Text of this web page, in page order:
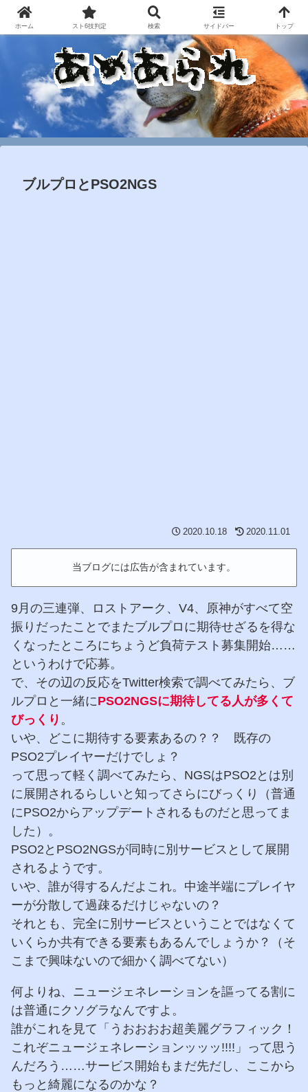
ブルプロとPSO2NGS
2020.10.18 2020.11.01
当ブログには広告が含まれています。
9月の三連弾、ロストアーク、V4、原神がすべて空
振りだったことでまたブルプロに期待せざるを得な
くなったところにちょうど負荷テスト募集開始……
というわけで応募。
で、その辺の反応をTwitter検索で調べてみたら、ブ
ルプロと一緒にPSO2NGSに期待してる人が多くて
びっくり 。
いや、どこに期待する要素あるの？？ 既存の
PSO2プレイヤーだけでしょ？
って思って軽く調べてみたら、NGSはPSO2とは別
に展開されるらしいと知ってさらにびっくり（普通
にPSO2からアップデートされるものだと思ってま
した）。
PSO2とPSO2NGSが同時に別サービスとして展開
されるようです。
いや、誰が得するんだよこれ。中途半端にプレイヤ
ーが分散して過疎るだけじゃないの？
それとも、完全に別サービスということではなくて
いくらか共有できる要素もあるんでしょうか？（そ
こまで興味ないので細かく調べてない）
何よりね、ニュージェネレーションを謳ってる割に
は普通にクソグラなんですよ。
誰がこれを見て「うおおおお超美麗グラフィック！
これぞニュージェネレーションッッッ!!!!」って思う
んだろう……サービス開始もまだ先だし、ここから
もっと綺麗になるのかな？
ホーム スト6技判定 検索 サイドバー トップ